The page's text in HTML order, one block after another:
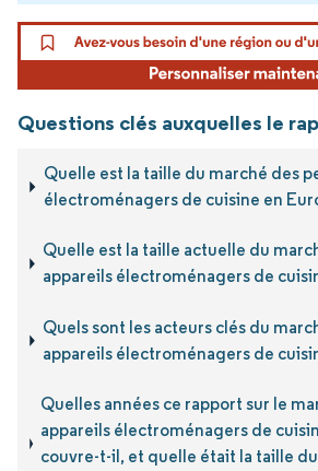
Questions clés auxquelles le
Quelle est la taille du marché des
électroménagers de cuisine en
Quelle est la taille actuelle du
appareils électroménagers de
Quels sont les acteurs clés du
appareils électroménagers de
Quelles années ce rapport sur le
appareils électroménagers de
couvre-t-il, et quelle était la taille